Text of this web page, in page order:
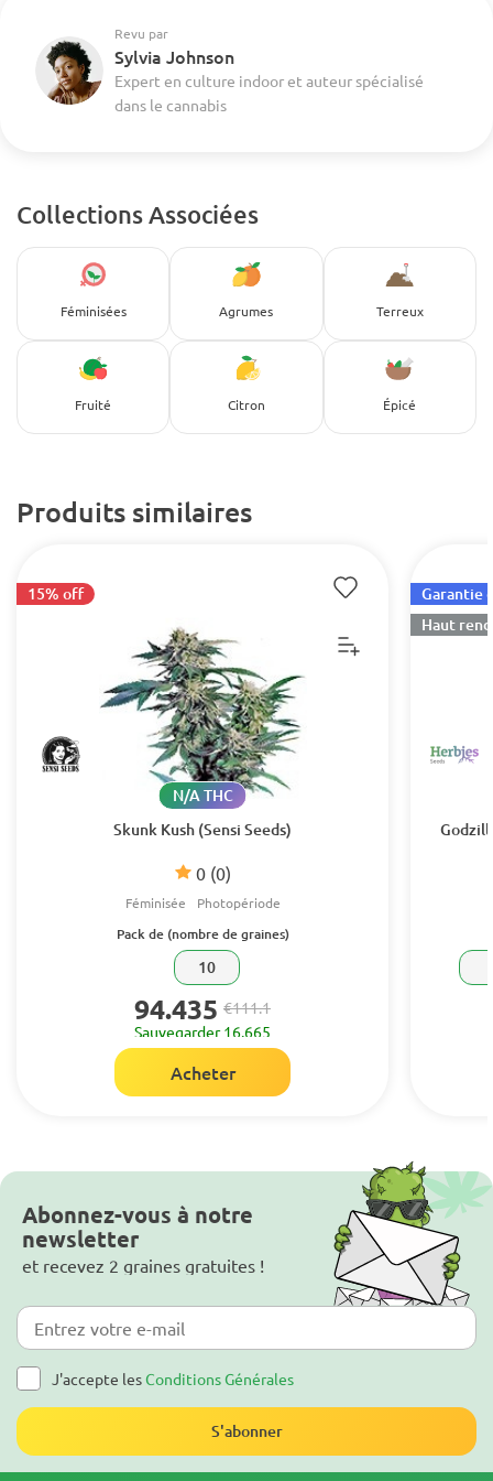
Revu par
Sylvia Johnson
Expert en culture indoor et auteur spécialisé
dans le cannabis
Collections Associées
Féminisées Agrumes Terreux
Fruité Citron Épicé
Produits similaires
Skunk Kush (Sensi Seeds)
0 (0)
N/A THC
Féminisée Photopériode
15% off
Pack de (nombre de graines)
10
94.435 €111.1
Sauvegarder 16.665
Acheter
Garantie
Haut
Abonnez-vous à notre
newsletter
et recevez 2 graines gratuites !
J'accepte lesConditions Générales
S'abonner